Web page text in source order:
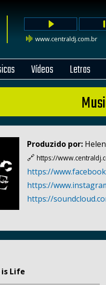
www.centraldj.com.br
Vídeos Letras
Produzido por:
🔗 https://
https://
https://
https://
is Life